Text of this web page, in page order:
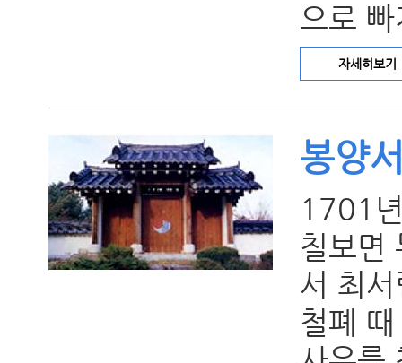
으로
자세히보기
봉양
1701
칠보면
서 최
철폐